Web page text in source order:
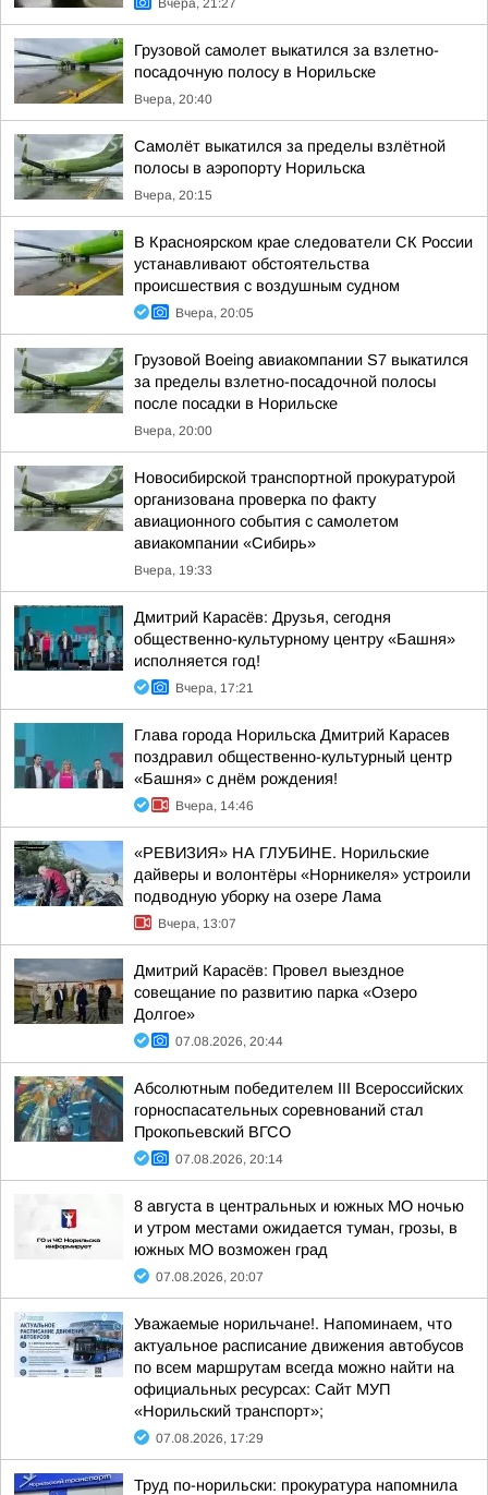
Вчера, 21:27
Грузовой самолет выкатился за взлетно-
посадочную полосу в Норильске
Вчера, 20:40
Самолёт выкатился за пределы взлётной
полосы в аэропорту Норильска
Вчера, 20:15
В Красноярском крае следователи СК России
устанавливают обстоятельства
происшествия с воздушным судном
Вчера, 20:05
Грузовой Boeing авиакомпании S7 выкатился
за пределы взлетно-посадочной полосы
после посадки в Норильске
Вчера, 20:00
Новосибирской транспортной прокуратурой
организована проверка по факту
авиационного события с самолетом
авиакомпании «Сибирь»
Вчера, 19:33
Дмитрий Карасёв: Друзья, сегодня
общественно-культурному центру «Башня»
исполняется год!
Вчера, 17:21
Глава города Норильска Дмитрий Карасев
поздравил общественно-культурный центр
«Башня» с днём рождения!
Вчера, 14:46
«РЕВИЗИЯ» НА ГЛУБИНЕ. Норильские
дайверы и волонтёры «Норникеля» устроили
подводную уборку на озере Лама
Вчера, 13:07
Дмитрий Карасёв: Провел выездное
совещание по развитию парка «Озеро
Долгое»
07.08.2026, 20:44
Абсолютным победителем III Всероссийских
горноспасательных соревнований стал
Прокопьевский ВГСО
07.08.2026, 20:14
8 августа в центральных и южных МО ночью
и утром местами ожидается туман, грозы, в
южных МО возможен град
07.08.2026, 20:07
Уважаемые норильчане!. Напоминаем, что
актуальное расписание движения автобусов
по всем маршрутам всегда можно найти на
официальных ресурсах: Сайт МУП
«Норильский транспорт»;
07.08.2026, 17:29
Труд по-норильски: прокуратура напомнила